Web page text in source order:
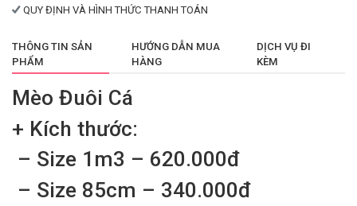
QUY ĐỊNH VÀ HÌNH THỨC THANH TOÁN
THÔNG TIN SẢN
PHẨM
HƯỚNG DẪN MUA
HÀNG
DỊCH VỤ ĐI
KÈM
Mèo Đuôi Cá
+ Kích thước:
– Size 1m3 – 620.000đ
– Size 85cm – 340.000đ